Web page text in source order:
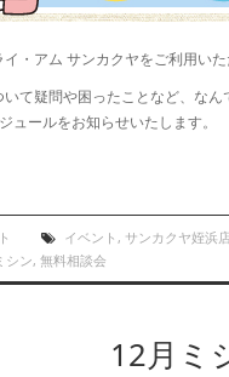
・アム サンカクヤをご利用い
いて疑問や困ったことなど、な
ュールをお知らせいたします。
イベント , サンカクヤ姪浜店
シン, 無料相談会
12月ミ